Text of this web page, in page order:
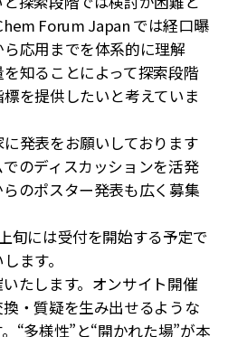
Forum Japan では経口曝
応用までを体系的に理解
知ることによって探索段階
を提供したいと考えていま
発表をお願いしております
のディスカッションを活発
のポスター発表も広く募集
旬には受付を開始する予定で
ます。
たします。オンサイト開催
・質疑を生み出せるような
“多様性”と“開かれた場”が本